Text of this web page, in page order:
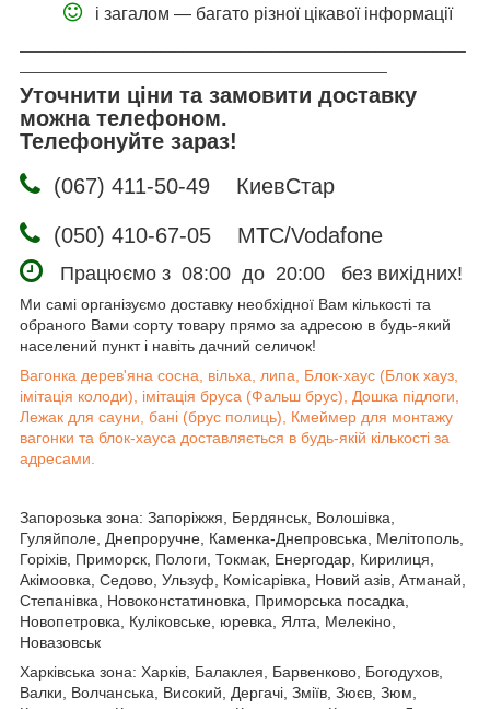
і загалом — багато різної цікавої інформації
Уточнити ціни та замовити доставку
можна телефоном.
Телефонуйте зараз!
(067) 411-50-49 КиевСтар
(050) 410-67-05 МТС/Vodafone
Працюємо з 08:00 до 20:00 без вихідних!
Ми самі організуємо доставку необхідної Вам кількості та
обраного Вами сорту товару прямо за адресою в будь-який
населений пункт і навіть дачний селичок!
Вагонка дерев'яна сосна, вільха, липа, Блок-хаус (Блок хауз,
імітація колоди), імітація бруса (Фальш брус), Дошка підлоги,
Лежак для сауни, бані (брус полиць), Кмеймер для монтажу
вагонки та блок-хауса доставляється в будь-якій кількості за
адресами.
Запорозька зона: Запоріжжя, Бердянськ, Волошівка,
Гуляйполе, Днепроручне, Каменка-Днепровська, Мелітополь,
Горіхів, Приморск, Пологи, Токмак, Енергодар, Кирилиця,
Акімоовка, Седово, Ульзуф, Комісарівка, Новий азів, Атманай,
Степанівка, Новоконстатиновка, Приморська посадка,
Новопетровка, Куліковське, юревка, Ялта, Мелекіно,
Новазовськ
Харківська зона: Харків, Балаклея, Барвенково, Богодухов,
Валки, Волчанська, Високий, Дергачі, Зміїв, Зюєв, Зюм,